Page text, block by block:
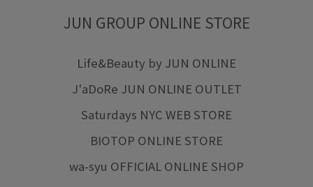
JUN GROUP ONLINE STORE
Life&Beauty by JUN ONLINE
J'aDoRe JUN ONLINE OUTLET
Saturdays NYC WEB STORE
BIOTOP ONLINE STORE
wa-syu OFFICIAL ONLINE SHOP